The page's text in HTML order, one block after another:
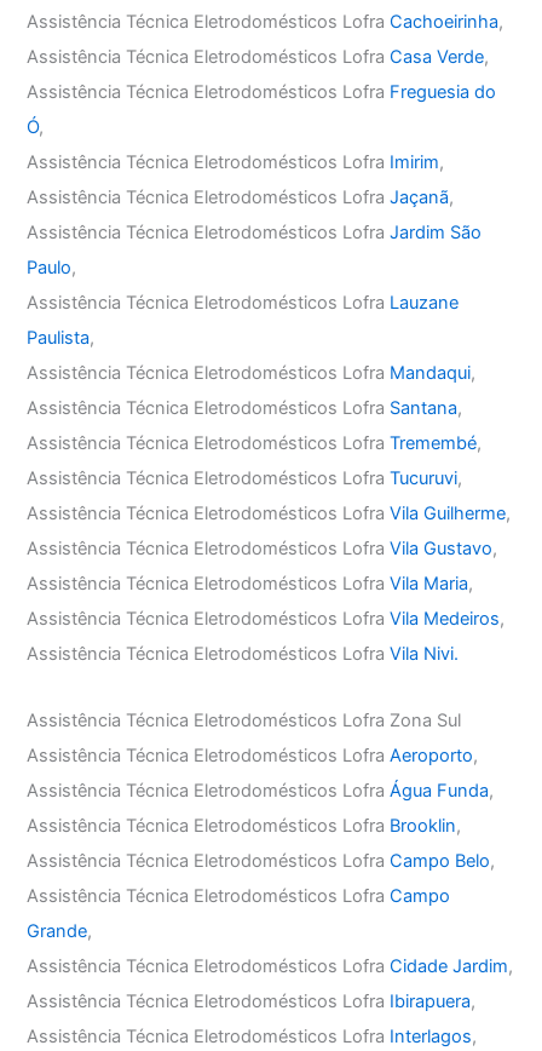
Assistência Técnica Eletrodomésticos LofraCachoeirinha,
Assistência Técnica Eletrodomésticos LofraCasa Verde,
Assistência Técnica Eletrodomésticos Lofra Freguesia do
Ó,
Assistência Técnica Eletrodomésticos Lofra Imirim,
Assistência Técnica Eletrodomésticos LofraJaçanã,
Assistência Técnica Eletrodomésticos LofraJardim São
Paulo,
Assistência Técnica Eletrodomésticos Lofra Lauzane
Paulista,
Assistência Técnica Eletrodomésticos Lofra Mandaqui,
Assistência Técnica Eletrodomésticos Lofra Santana,
Assistência Técnica Eletrodomésticos LofraTremembé,
Assistência Técnica Eletrodomésticos LofraTucuruvi,
Assistência Técnica Eletrodomésticos LofraVila Guilherme,
Assistência Técnica Eletrodomésticos LofraVila Gustavo,
Assistência Técnica Eletrodomésticos LofraVila Maria,
Assistência Técnica Eletrodomésticos LofraVila Medeiros,
Assistência Técnica Eletrodomésticos LofraVila Nivi.
Assistência Técnica Eletrodomésticos Lofra Zona Sul
Assistência Técnica Eletrodomésticos LofraAeroporto,
Assistência Técnica Eletrodomésticos LofraÁgua Funda,
Assistência Técnica Eletrodomésticos Lofra Brooklin,
Assistência Técnica Eletrodomésticos LofraCampo Belo,
Assistência Técnica Eletrodomésticos LofraCampo
Grande,
Assistência Técnica Eletrodomésticos LofraCidade Jardim,
Assistência Técnica Eletrodomésticos Lofra Ibirapuera,
Assistência Técnica Eletrodomésticos Lofra Interlagos,